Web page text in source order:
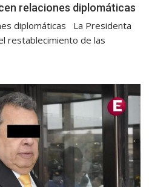
relaciones diplomáticas
diplomáticas La Presidenta
restablecimiento de las